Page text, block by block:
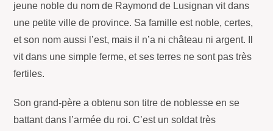
jeune noble du nom de Raymond de Lusignan vit dans
une petite ville de province. Sa famille est noble, certes,
et son nom aussi l’est, mais il n’a ni château ni argent. Il
vit dans une simple ferme, et ses terres ne sont pas très
fertiles.
Son grand-père a obtenu son titre de noblesse en se
battant dans l’armée du roi. C’est un soldat très